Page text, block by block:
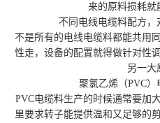
来的原料损耗就
不同电线电缆料配方
不是所有的电线电缆料都能共用
性走，设备的配置就得做针对性
另一大
聚氯乙烯（PVC
PVC电缆料生产的时候通常要加
里要求转子能提供温和又足够的